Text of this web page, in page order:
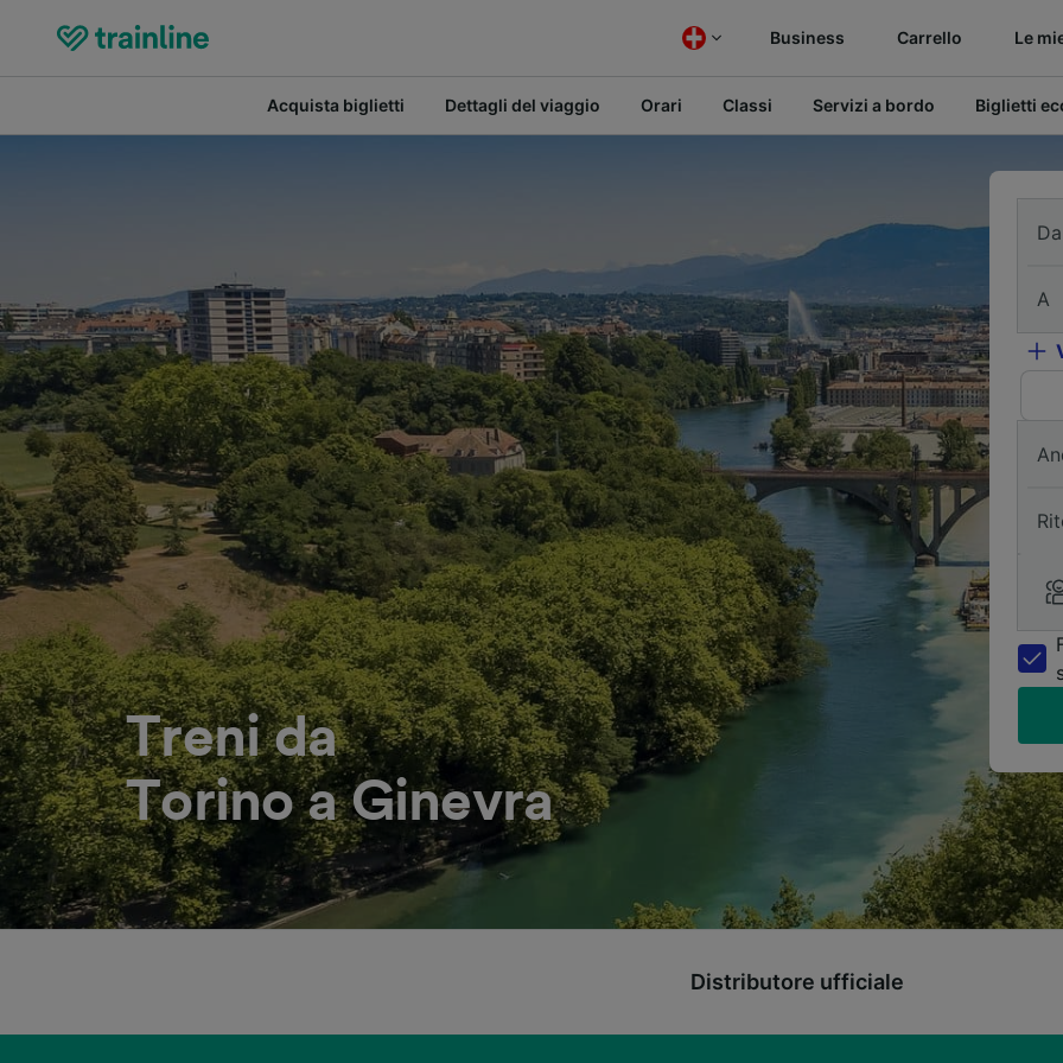
Business Carrello Le
Acquista biglietti Dettagli del viaggio Orari Classi Servizi a bordo Biglietti
Treni da
Torino a Ginevra
Da
A
Distributore ufficiale